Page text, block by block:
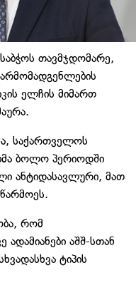
თავმჯდომარე,
ელჩის მიმართ
საქართველოს
ბოლო პერიოდში
ანტიდასავლური, მათ
რომ
აშშ-სთან
ტიპის